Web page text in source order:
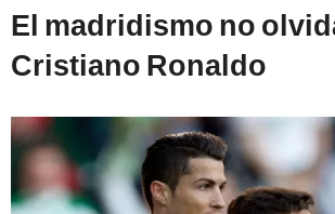
El madridismo no
Cristiano Ronaldo